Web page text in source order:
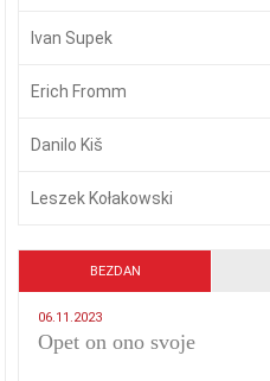
Ivan Supek
Erich Fromm
Danilo Kiš
Leszek Kołakowski
BEZDAN
06.11.2023
​Opet on ono svoje